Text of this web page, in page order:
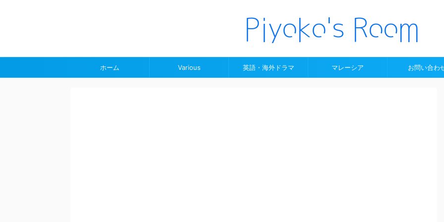
ホーム Various 英語・海外ドラマ マレーシア お問い合わ